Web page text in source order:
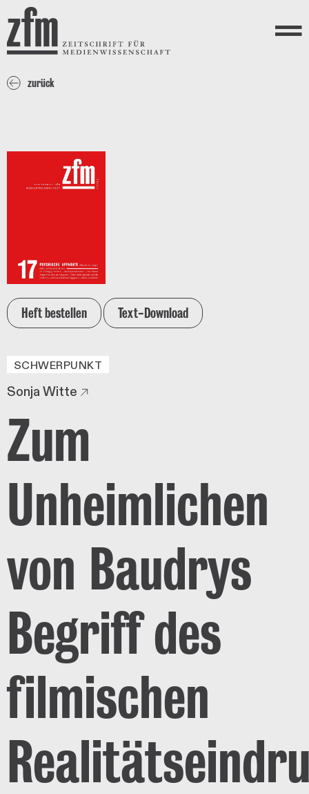
Direkt zum Inhalt
ZEITSCHRIFT FÜR
MEDIENWISSENSCHAFT
Menü
zurück
Heft bestellen Text-Download
SCHWERPUNKT
Sonja Witte
Zum
Unheimlichen
von Baudrys
Begriff des
filmischen